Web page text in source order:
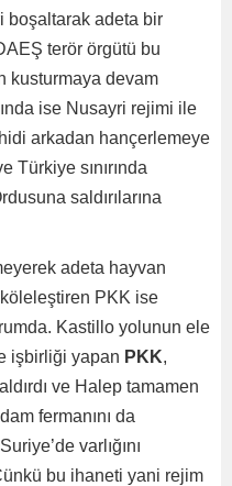
boşaltarak adeta bir
terör örgütü bu
kusturmaya devam
ise Nusayri rejimi ile
arkadan hançerlemeye
Türkiye sınırında
saldırılarına
adeta hayvan
köleleştiren PKK ise
Kastillo yolunun ele
işbirliği yapan PKK,
ve Halep tamamen
fermanını da
varlığını
bu ihaneti yani rejim